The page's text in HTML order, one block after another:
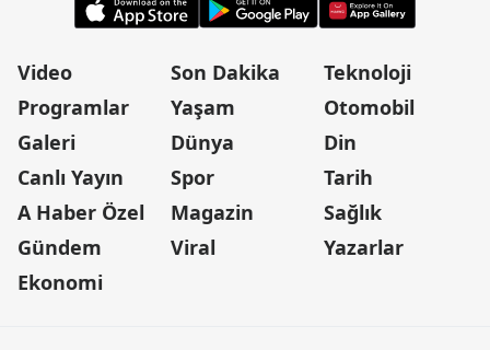
Video
Programlar
Galeri
Canlı Yayın
A Haber Özel
Gündem
Ekonomi
Son Dakika
Yaşam
Dünya
Spor
Magazin
Viral
Teknoloji
Otomobil
Din
Tarih
Sağlık
Yazarlar